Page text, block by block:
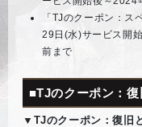
「TJのクーポン：
29日(水)サービス開
前まで
■TJのクーポン：復
▼TJのクーポン：復旧